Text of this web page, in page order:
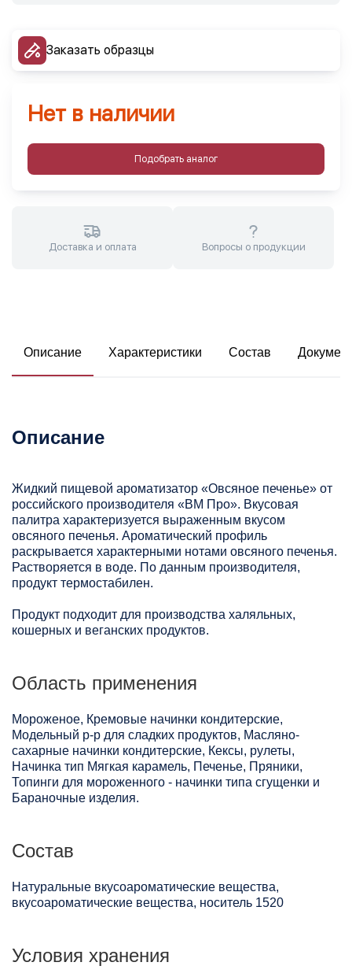
Заказать образцы
Нет в наличии
Подобрать аналог
Доставка и оплата Вопросы о продукции
Описание Характеристики Состав
Описание
Жидкий пищевой ароматизатор «Овсяное печенье» от
российского производителя «ВМ Про». Вкусовая
палитра характеризуется выраженным вкусом
овсяного печенья. Ароматический профиль
раскрывается характерными нотами овсяного печенья.
Растворяется в воде. По данным производителя,
продукт термостабилен.
Продукт подходит для производства халяльных,
кошерных и веганских продуктов.
Область применения
Мороженое, Кремовые начинки кондитерские,
Модельный р-р для сладких продуктов, Масляно-
сахарные начинки кондитерские, Кексы, рулеты,
Начинка тип Мягкая карамель, Печенье, Пряники,
Топинги для мороженного - начинки типа сгущенки и
Бараночные изделия.
Состав
Натуральные вкусоароматические вещества,
вкусоароматические вещества, носитель 1520
Условия хранения